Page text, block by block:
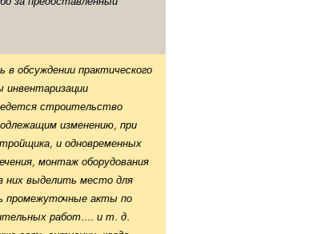
обсуждении практического
строительство
изменению, при
и одновременных
монтаж оборудования
них выделить место для
промежуточные акты по
работ.... и т. д.